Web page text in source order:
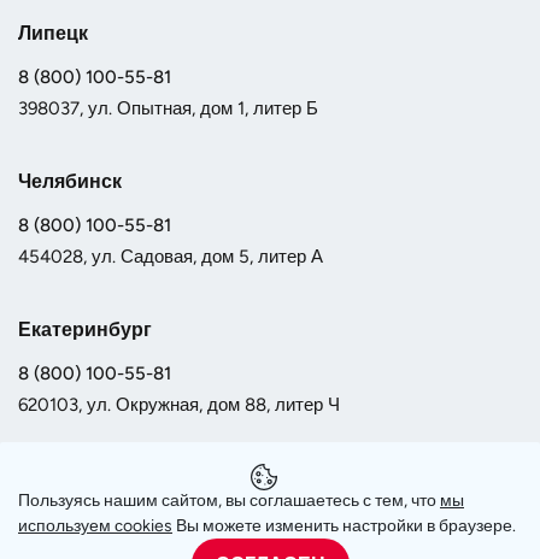
Липецк
8 (800) 100-55-81
398037, ул. Опытная, дом 1, литер Б
Челябинск
8 (800) 100-55-81
454028, ул. Садовая, дом 5, литер А
Екатеринбург
8 (800) 100-55-81
620103, ул. Окружная, дом 88, литер Ч
8 (800) 100-55-81
443013, Московское шоссе 17, оф. 2001
Пользуясь нашим сайтом, вы соглашаетесь с тем, что мы
используем сookies Вы можете изменить настройки в браузере.